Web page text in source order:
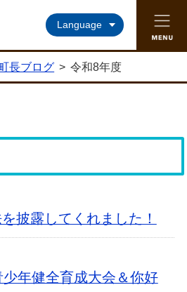
益子町ホームページ
Language
長ブログ > 令和8年度
披露してくれました！
年健全育成大会＆你好